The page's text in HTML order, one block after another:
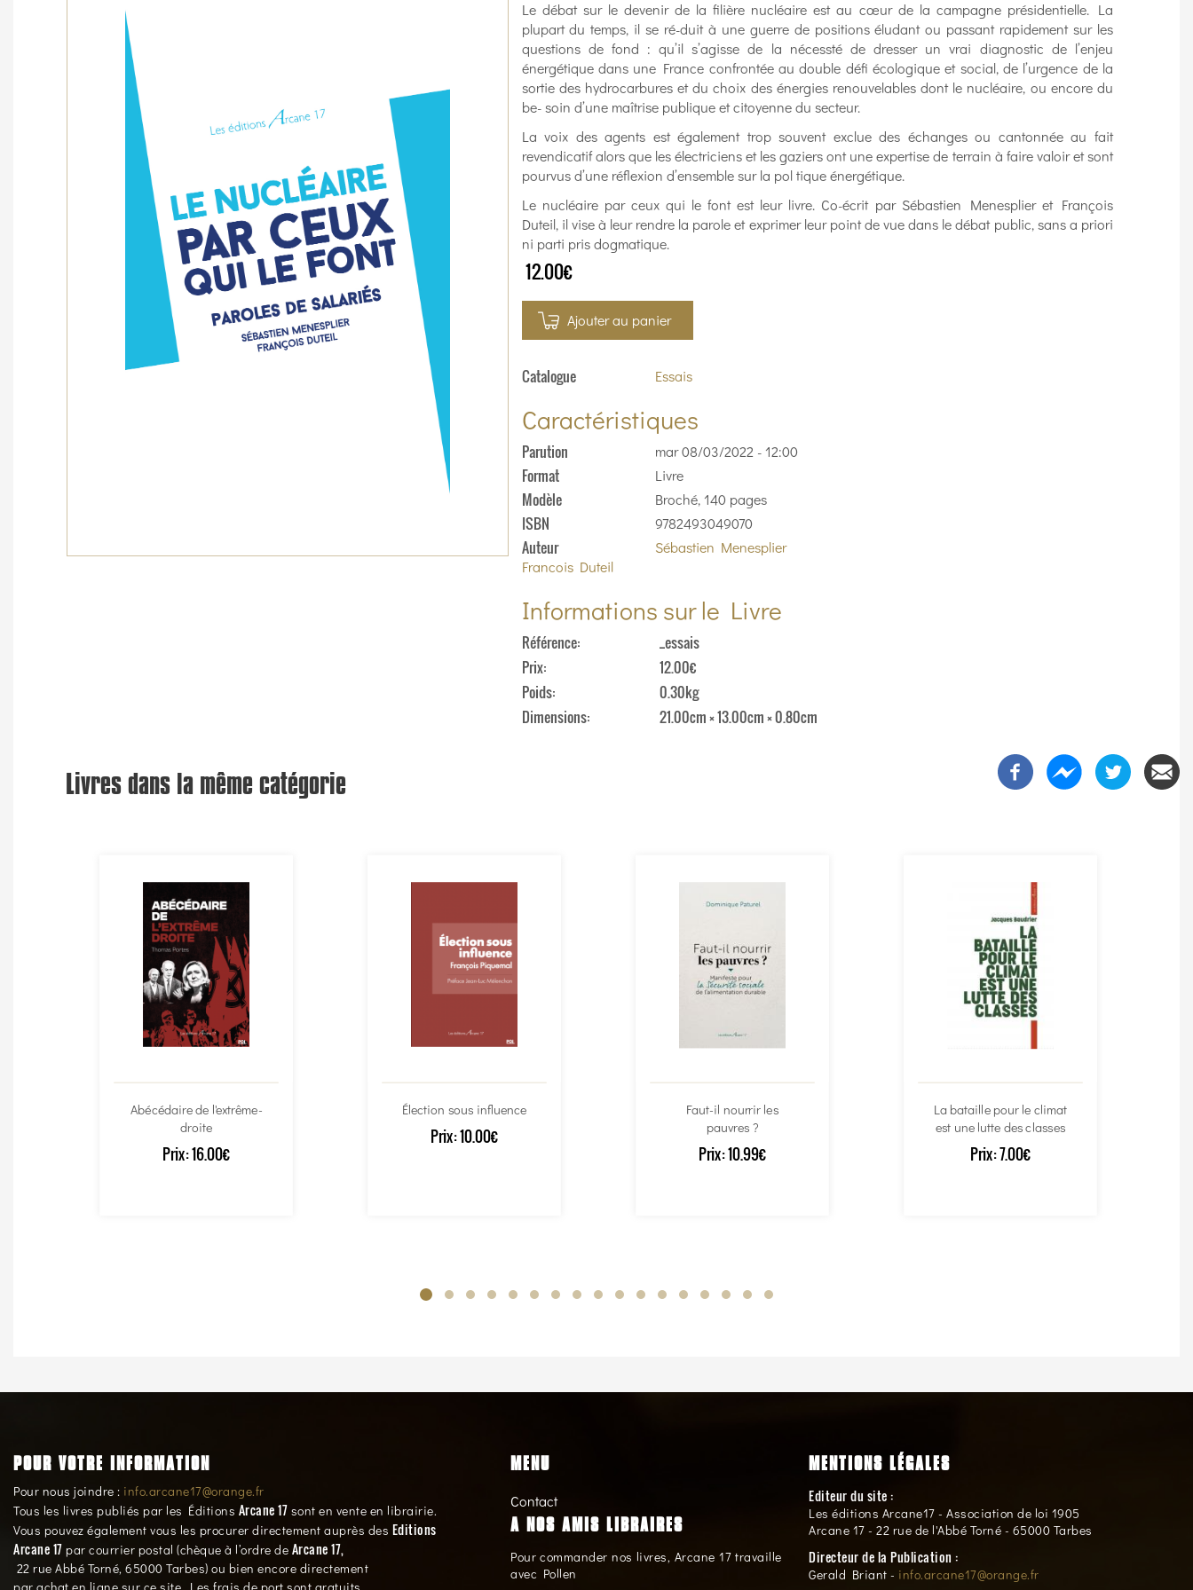
Le débat sur le devenir de la filière nucléaire est au cœur de la campagne présidentielle. La
plupart du temps, il se ré-duit à une guerre de positions éludant ou passant rapidement sur les
questions de fond : qu’il s’agisse de la nécessté de dresser un vrai diagnostic de l’enjeu
énergétique dans une France confrontée au double défi écologique et social, de l’urgence de la
sortie des hydrocarbures et du choix des énergies renouvelables dont le nucléaire, ou encore du
be- soin d’une maîtrise publique et citoyenne du secteur.
La voix des agents est également trop souvent exclue des échanges ou cantonnée au fait
revendicatif alors que les électriciens et les gaziers ont une expertise de terrain à faire valoir et sont
pourvus d’une réflexion d’ensemble sur la pol tique énergétique.
Le nucléaire par ceux qui le font est leur livre. Co-écrit par Sébastien Menesplier et François
Duteil, il vise à leur rendre la parole et exprimer leur point de vue dans le débat public, sans a priori
ni parti pris dogmatique.
12.00€
Ajouter au panier
Catalogue Essais
Caractéristiques
Parution mar 08/03/2022 - 12:00
Format Livre
Modèle Broché, 140 pages
ISBN 9782493049070
Auteur
Sébastien Menesplier
Francois Duteil
Informations sur le Livre
Référence
_essais
Prix
12.00€
Poids
0.30kg
Dimensions
21.00cm × 13.00cm × 0.80cm
Livres dans la même catégorie
Abécédaire de l'extrême-
droite
Prix:16.00€
Élection sous influence
Prix:10.00€
Faut-il nourrir les
pauvres ?
Prix:10.99€
La bataille pour le climat
est une lutte des classes
Prix:7.00€
POUR VOTRE INFORMATION
Pour nous joindre : info.arcane17@orange.fr
Tous les livres publiés par les Éditions Arcane 17 sont en vente en librairie.
Vous pouvez également vous les procurer directement auprès des Editions
Arcane 17 par courrier postal (chèque à l’ordre de Arcane 17,
22 rue Abbé Torné, 65000 Tarbes) ou bien encore directement
MENU
Contact
A NOS AMIS LIBRAIRES
Pour commander nos livres, Arcane 17 travaille
avec Pollen
MENTIONS LÉGALES
Editeur du site :
Les éditions Arcane17 - Association de loi 1905
Arcane 17 - 22 rue de l'Abbé Torné - 65000 Tarbes
Directeur de la Publication :
Gerald Briant - info.arcane17@orange.fr